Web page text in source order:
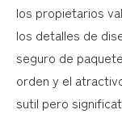
los propietarios
los detalles de
seguro de
orden y el
sutil pero